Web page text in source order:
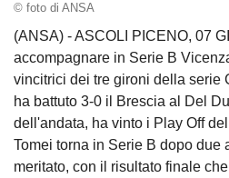
© foto di ANSA
(ANSA) - ASCOLI PICENO, 07
accompagnare in Serie B
vincitrici dei tre gironi della serie
ha battuto 3-0 il Brescia al Del
dell'andata, ha vinto i Play Off
Tomei torna in Serie B dopo due
meritato, con il risultato finale